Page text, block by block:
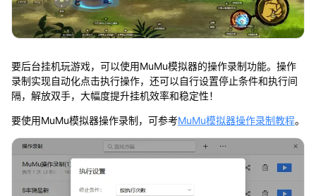
要后台挂机玩游戏，可以使用MuMu模拟器的操作录制功能。操作
录制实现自动化点击执行操作，还可以自行设置停止条件和执行间
隔，解放双手，大幅度提升挂机效率和稳定性！
要使用MuMu模拟器操作录制，可参考MuMu模拟器操作录制教程。